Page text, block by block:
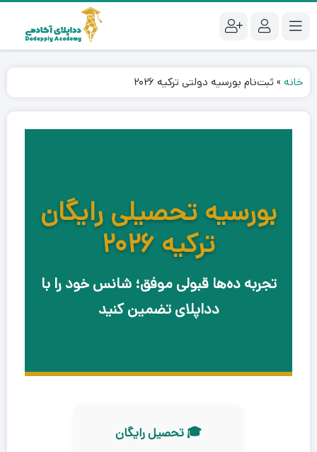
خانه » ثبت‌نام بورسیه دولتی ترکیه ۲۰۲۶
بورسیه تحصیلی رایگان
ترکیه ۲۰۲۶
تجربه ده‌ها قبولی موفق؛ شانس خود را با
دداپلای تضمین کنید
🎓 تحصیل رایگان